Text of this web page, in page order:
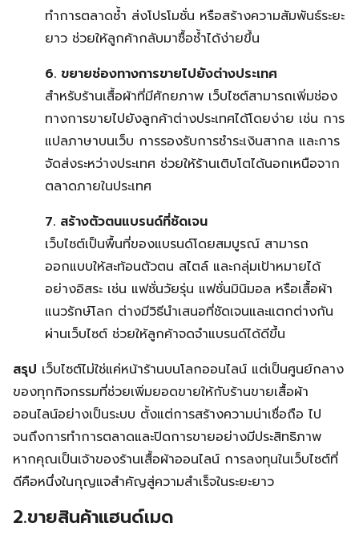
ทำการตลาดซ้ำ ส่งโปรโมชั่น หรือสร้างความสัมพันธ์ระยะ
ยาว ช่วยให้ลูกค้ากลับมาซื้อซ้ำได้ง่ายขึ้น
6. ขยายช่องทางการขายไปยังต่างประเทศ
สำหรับร้านเสื้อผ้าที่มีศักยภาพ เว็บไซต์สามารถเพิ่มช่อง
ทางการขายไปยังลูกค้าต่างประเทศได้โดยง่าย เช่น การ
แปลภาษาบนเว็บ การรองรับการชำระเงินสากล และการ
จัดส่งระหว่างประเทศ ช่วยให้ร้านเติบโตได้นอกเหนือจาก
ตลาดภายในประเทศ
7. สร้างตัวตนแบรนด์ที่ชัดเจน
เว็บไซต์เป็นพื้นที่ของแบรนด์โดยสมบูรณ์ สามารถ
ออกแบบให้สะท้อนตัวตน สไตล์ และกลุ่มเป้าหมายได้
อย่างอิสระ เช่น แฟชั่นวัยรุ่น แฟชั่นมินิมอล หรือเสื้อผ้า
แนวรักษ์โลก ต่างมีวิธีนำเสนอที่ชัดเจนและแตกต่างกัน
ผ่านเว็บไซต์ ช่วยให้ลูกค้าจดจำแบรนด์ได้ดีขึ้น
สรุป เว็บไซต์ไม่ใช่แค่หน้าร้านบนโลกออนไลน์ แต่เป็นศูนย์กลาง
ของทุกกิจกรรมที่ช่วยเพิ่มยอดขายให้กับร้านขายเสื้อผ้า
ออนไลน์อย่างเป็นระบบ ตั้งแต่การสร้างความน่าเชื่อถือ ไป
จนถึงการทำการตลาดและปิดการขายอย่างมีประสิทธิภาพ
หากคุณเป็นเจ้าของร้านเสื้อผ้าออนไลน์ การลงทุนในเว็บไซต์ที่
ดีคือหนึ่งในกุญแจสำคัญสู่ความสำเร็จในระยะยาว
2.ขายสินค้าแฮนด์เมด